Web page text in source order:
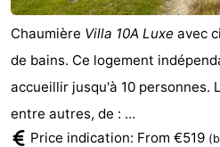
Chaumière Villa 10A Luxe avec
de bains. Ce logement
accueillir jusqu'à 10 personnes.
entre autres, de : ...
Price indication: From €519